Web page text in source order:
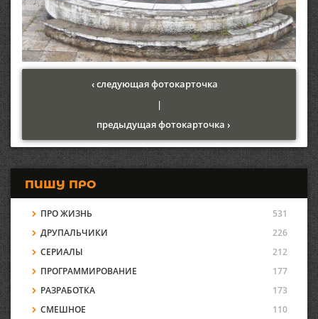
‹ следующая фотокарточка
|
предыдущая фотокарточка ›
ПИШУ ПРО
ПРО ЖИЗНЬ
531
ДРУПАЛЬЧИКИ
226
СЕРИАЛЫ
212
ПРОГРАММИРОВАНИЕ
177
РАЗРАБОТКА
173
СМЕШНОЕ
110